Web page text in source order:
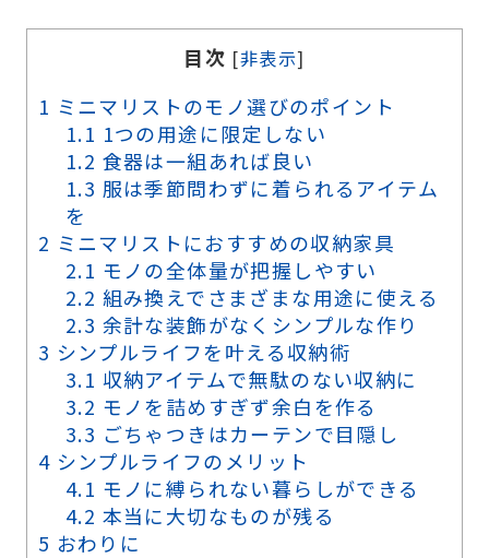
目次 [非表示]
1 ミニマリストのモノ選びのポイント
1.1 1つの用途に限定しない
1.2 食器は一組あれば良い
1.3 服は季節問わずに着られるアイテム
を
2 ミニマリストにおすすめの収納家具
2.1 モノの全体量が把握しやすい
2.2 組み換えでさまざまな用途に使える
2.3 余計な装飾がなくシンプルな作り
3 シンプルライフを叶える収納術
3.1 収納アイテムで無駄のない収納に
3.2 モノを詰めすぎず余白を作る
3.3 ごちゃつきはカーテンで目隠し
4 シンプルライフのメリット
4.1 モノに縛られない暮らしができる
4.2 本当に大切なものが残る
5 おわりに